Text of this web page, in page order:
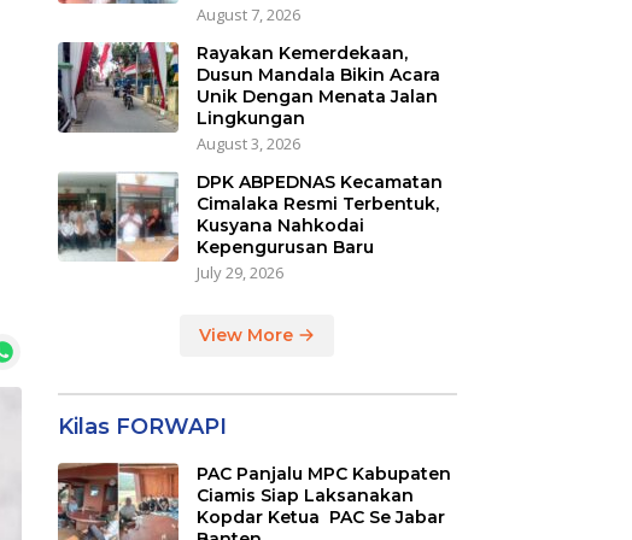
August 7, 2026
Rayakan Kemerdekaan,
Dusun Mandala Bikin Acara
Unik Dengan Menata Jalan
Lingkungan
August 3, 2026
DPK ABPEDNAS Kecamatan
Cimalaka Resmi Terbentuk,
Kusyana Nahkodai
Kepengurusan Baru
July 29, 2026
View More
Kilas FORWAPI
PAC Panjalu MPC Kabupaten
Ciamis Siap Laksanakan
Kopdar Ketua PAC Se Jabar